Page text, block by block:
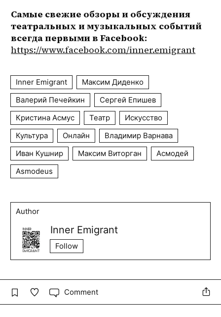
Самые свежие обзоры и обсуждения
театральных и музыкальных событий
всегда первыми в Facebook:
https://www.facebook.com/inner.emigrant
Inner Emigrant
Максим Диденко
Валерий Печейкин
Сергей Епишев
Кристина Асмус
Театр
Искусство
Культура
Онлайн
Владимир Варнава
Иван Кушнир
Максим Виторган
Асмодей
Asmodeus
Author
Inner Emigrant
Follow
Comment